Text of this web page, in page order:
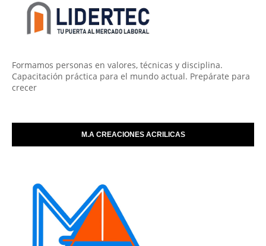
Formamos personas en valores, técnicas y disciplina.
Capacitación práctica para el mundo actual. Prepárate para
crecer
M.A CREACIONES ACRILICAS